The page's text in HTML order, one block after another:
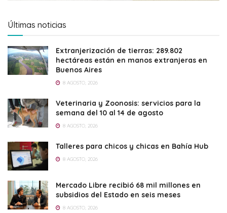
Últimas noticias
Extranjerización de tierras: 289.802
hectáreas están en manos extranjeras en
Buenos Aires
8 AGOSTO, 2026
Veterinaria y Zoonosis: servicios para la
semana del 10 al 14 de agosto
8 AGOSTO, 2026
Talleres para chicos y chicas en Bahía Hub
8 AGOSTO, 2026
Mercado Libre recibió 68 mil millones en
subsidios del Estado en seis meses
8 AGOSTO, 2026